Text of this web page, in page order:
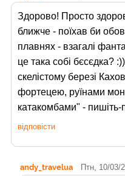
Здорово! Просто
ближче - поїхав би
плавнях - взагалі
це така собі бєсєдка?
скелістому березі
фортецею, руїнами
катакомбами" - пишіть-
відповісти
andy_travelua Птн, 10/03/